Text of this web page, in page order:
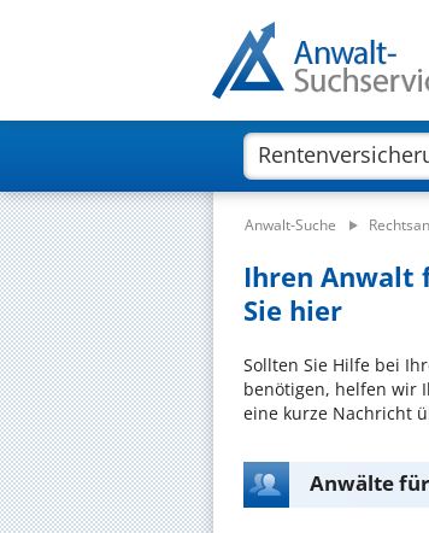
Anwalt-Suche
Ihren Anwalt
Sie hier
Sollten Sie Hilfe bei
benötigen, helfen wir
eine kurze Nachricht
Anwälte